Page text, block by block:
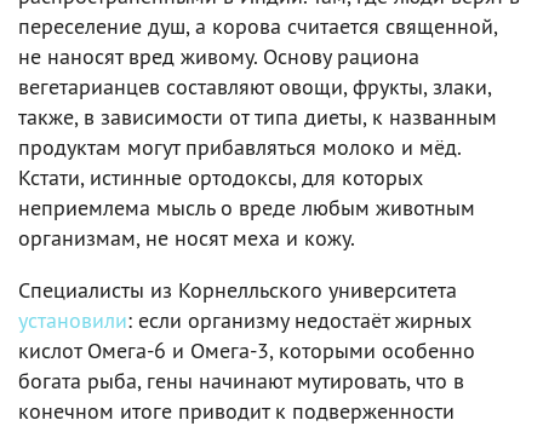
переселение душ, а корова считается священной,
не наносят вред живому. Основу рациона
вегетарианцев составляют овощи, фрукты, злаки,
также, в зависимости от типа диеты, к названным
продуктам могут прибавляться молоко и мёд.
Кстати, истинные ортодоксы, для которых
неприемлема мысль о вреде любым животным
организмам, не носят меха и кожу.
Специалисты из Корнелльского университета
установили: если организму недостаёт жирных
кислот Омега-6 и Омега-3, которыми особенно
богата рыба, гены начинают мутировать, что в
конечном итоге приводит к подверженности